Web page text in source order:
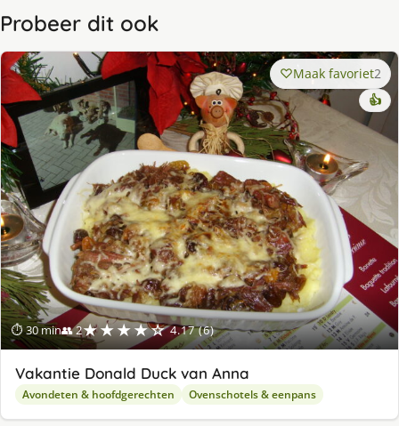
Probeer dit ook
⏱ 30 min👥 2★★★★☆ 4.17 (6)
Maak favoriet2
👍
Vakantie Donald Duck van Anna
Avondeten & hoofdgerechten Ovenschotels & eenpans